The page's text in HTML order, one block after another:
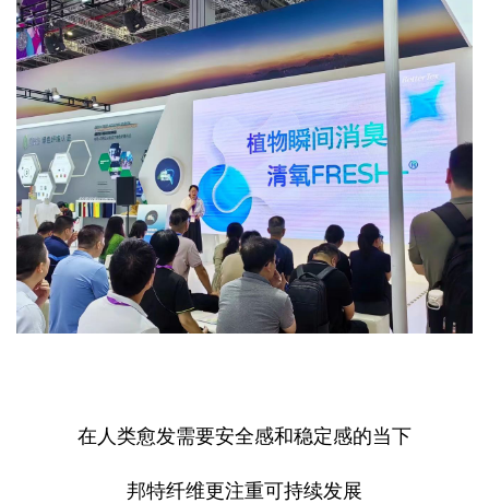
在人类愈发需要安全感和稳定感的当下
邦特纤维更注重可持续发展